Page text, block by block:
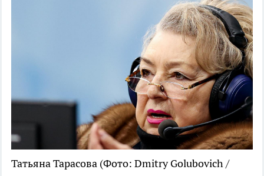
Татьяна Тарасова (Фото: Dmitry Golubovich /